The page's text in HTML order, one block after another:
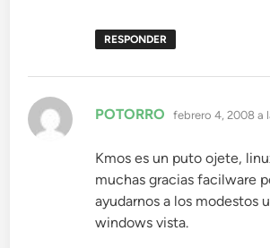
RESPONDER
POTORRO dice:
febrero 4, 2008 a
Kmos es un puto ojete,
muchas gracias facilware
ayudarnos a los modestos
windows vista.